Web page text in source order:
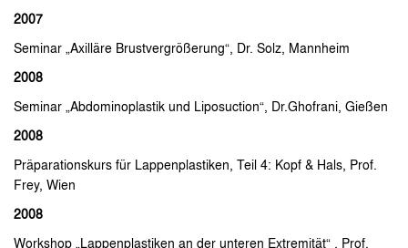
2007
Seminar „Axilläre Brustvergrößerung“, Dr. Solz, Mannheim
2008
Seminar „Abdominoplastik und Liposuction“, Dr.Ghofrani, Gießen
2008
Präparationskurs für Lappenplastiken, Teil 4: Kopf & Hals, Prof.
Frey, Wien
2008
Workshop „Lappenplastiken an der unteren Extremität“ , Prof.